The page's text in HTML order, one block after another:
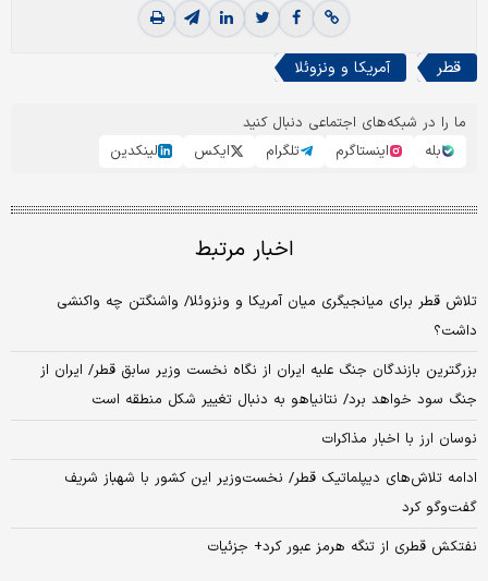
قطر آمریکا و ونزوئلا
ما را در شبکه‌های اجتماعی دنبال کنید
بله
اینستاگرم تلگرام ایکس لینکدین
اخبار مرتبط
تلاش قطر برای میانجیگری میان آمریکا و ونزوئلا/ واشنگتن چه واکنشی
داشت؟
بزرگترین بازندگان جنگ علیه ایران از نگاه نخست وزیر سابق قطر/ ایران از
جنگ سود خواهد برد/ نتانیاهو به دنبال تغییر شکل منطقه است
نوسان ارز با اخبار مذاکرات
ادامه تلاش‌های دیپلماتیک قطر/ نخست‌وزیر این کشور با شهباز شریف
گفت‌و‌گو کرد
نفتکش قطری از تنگه هرمز عبور کرد+ جزئیات